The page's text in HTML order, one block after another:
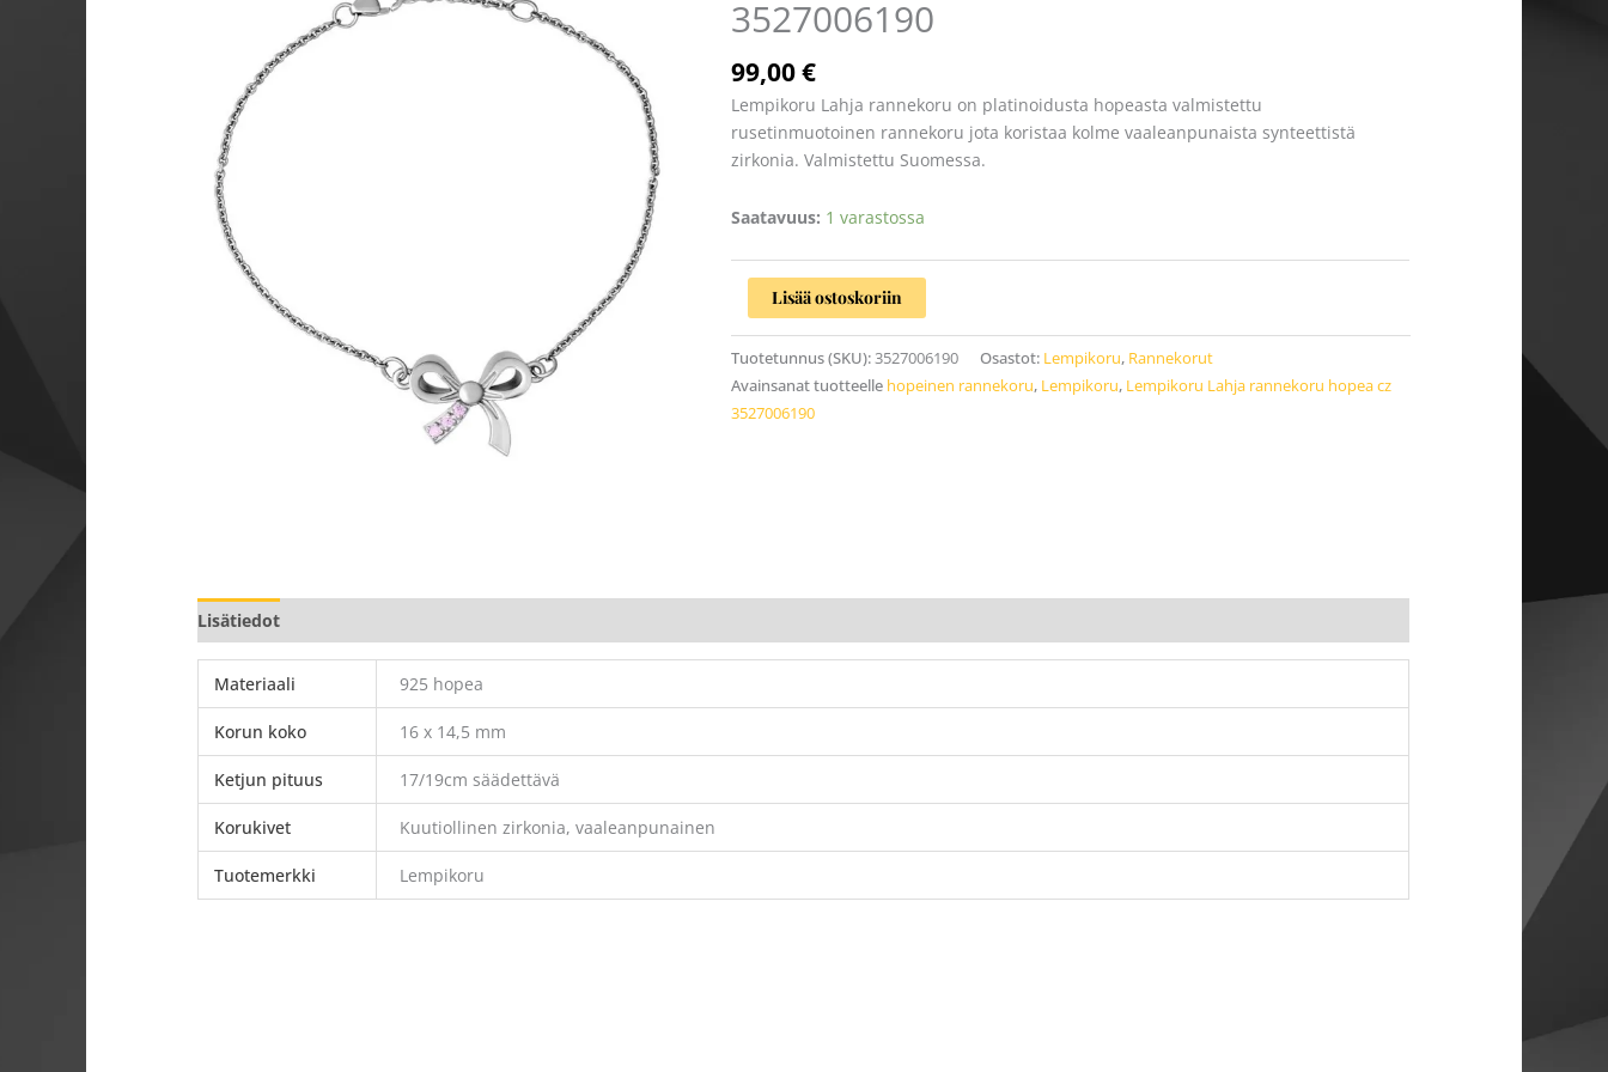
3527006190
99,00€
Lempikoru Lahja rannekoru on platinoidusta hopeasta valmistettu
rusetinmuotoinen rannekoru jota koristaa kolme vaaleanpunaista synteettistä
zirkonia. Valmistettu Suomessa.
Saatavuus: 1 varastossa
cz
3527006190
määrä
Lisää ostoskoriin
Tuotetunnus (SKU):3527006190 Osastot: Lempikoru, Rannekorut
Avainsanat tuotteelle hopeinen rannekoru, Lempikoru, Lempikoru Lahja rannekoru hopea cz
3527006190
Lisätiedot
Materiaali 925 hopea
Korun koko 16 x 14,5 mm
Ketjun pituus 17/19cm säädettävä
Korukivet Kuutiollinen zirkonia, vaaleanpunainen
Tuotemerkki Lempikoru